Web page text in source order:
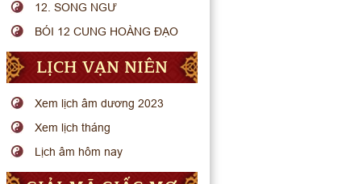
12. SONG NGƯ
BÓI 12 CUNG HOÀNG ĐẠO
LỊCH VẠN NIÊN
Xem lịch âm dương 2023
Xem lịch tháng
Lịch âm hôm nay